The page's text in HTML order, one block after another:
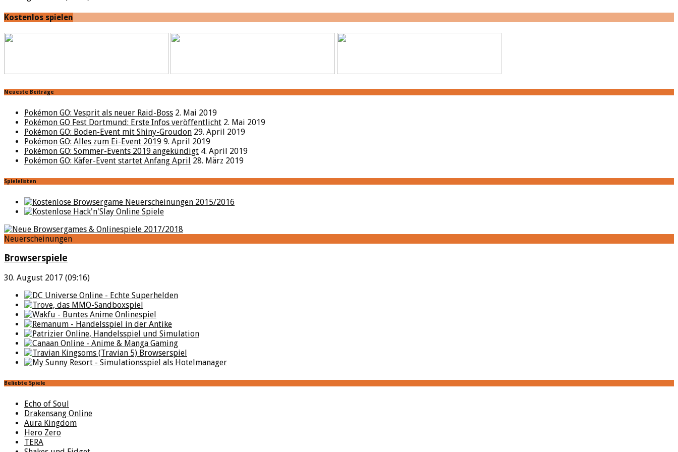
Kostenlos spielen
Neueste Beiträge
Pokémon GO: Vesprit als neuer Raid-Boss 2. Mai 2019
Pokémon GO Fest Dortmund: Erste Infos veröffentlicht 2. Mai 2019
Pokémon GO: Boden-Event mit Shiny-Groudon 29. April 2019
Pokémon GO: Alles zum Ei-Event 2019 9. April 2019
Pokémon GO: Sommer-Events 2019 angekündigt 4. April 2019
Pokémon GO: Käfer-Event startet Anfang April 28. März 2019
Spielelisten
Neuerscheinungen
Browserspiele
30. August 2017 (09:16)
Beliebte Spiele
Echo of Soul
Drakensang Online
Aura Kingdom
Hero Zero
TERA